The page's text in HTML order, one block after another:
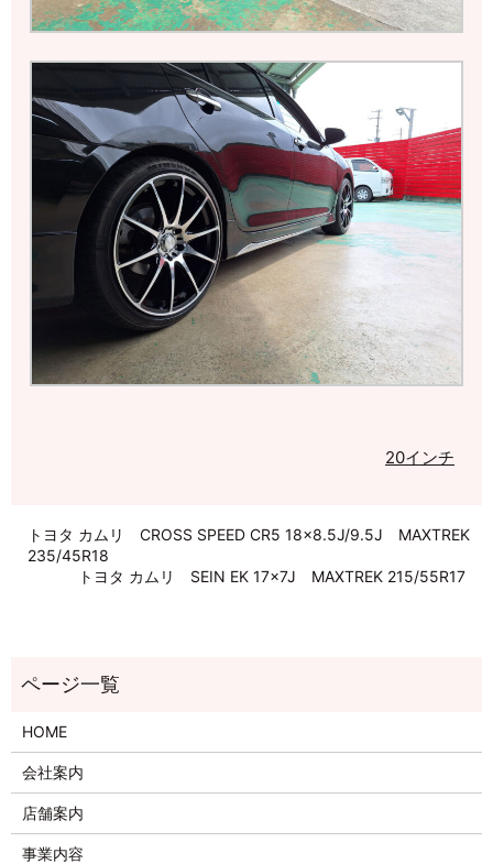
20インチ
トヨタ カムリ CROSS SPEED CR5 18×8.5J/9.5J MAXTREK
235/45R18
トヨタ カムリ SEIN EK 17×7J MAXTREK 215/55R17
HOME
会社案内
店舗案内
事業内容